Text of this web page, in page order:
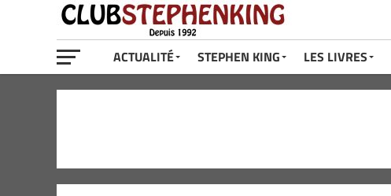
ACTUALITÉ STEPHEN KING LES LIVRES